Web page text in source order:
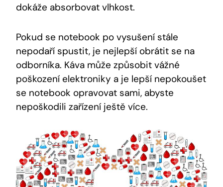
dokáže absorbovat vlhkost.
Pokud se notebook po vysušení stále
nepodaří spustit, je nejlepší obrátit se na
odborníka. Káva může způsobit vážné
poškození elektroniky a je lepší nepokoušet
se notebook opravovat sami, abyste
nepoškodili zařízení ještě více.